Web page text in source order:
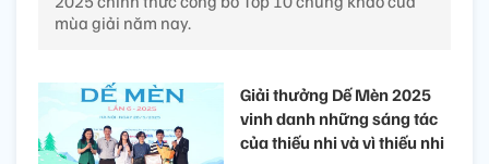
mùa giải năm nay.
Giải thưởng Dế Mèn 2025
vinh danh những sáng tác
của thiếu nhi và vì thiếu nhi